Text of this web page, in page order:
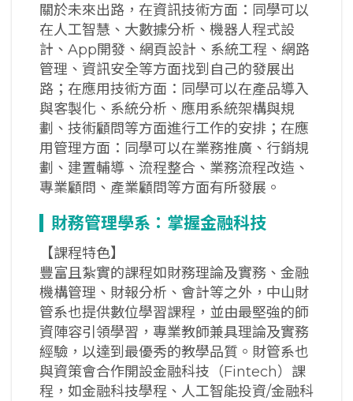
關於未來出路，在資訊技術方面：同學可以
在人工智慧、大數據分析、機器人程式設
計、App開發、網頁設計、系統工程、網路
管理、資訊安全等方面找到自己的發展出
路；在應用技術方面：同學可以在產品導入
與客製化、系統分析、應用系統架構與規
劃、技術顧問等方面進行工作的安排；在應
用管理方面：同學可以在業務推廣、行銷規
劃、建置輔導、流程整合、業務流程改造、
專業顧問、產業顧問等方面有所發展。
財務管理學系：掌握金融科技
【課程特色】
豐富且紮實的課程如財務理論及實務、金融
機構管理、財報分析、會計等之外，中山財
管系也提供數位學習課程，並由最堅強的師
資陣容引領學習，專業教師兼具理論及實務
經驗，以達到最優秀的教學品質。財管系也
與資策會合作開設金融科技（Fintech）課
程，如金融科技學程、人工智能投資/金融科